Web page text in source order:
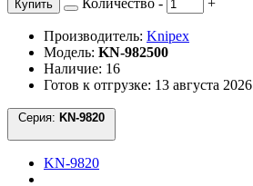
Купить
Производитель: Knipex
Модель: KN-982500
Наличие: 16
Готов к отгрузке: 13 августа 2026
Серия:
KN-9820